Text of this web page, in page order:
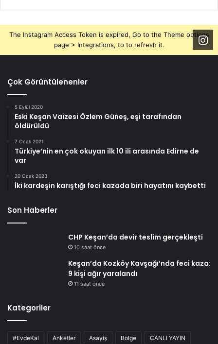
The Instagram Access Token is expired, Go to the Theme options
page > Integrations, to to refresh it.
Çok Görüntülenenler
5 Eylül 2020
Eski Keşan Vaizesi Özlem Güneş, eşi tarafından
öldürüldü
7 Ocak 2021
Türkiye’nin en çok okuyan ilk 10 ili arasında Edirne de
var
20 Ocak 2023
İki kardeşin karıştığı feci kazada biri hayatını kaybetti
Son Haberler
CHP Keşan’da devir teslim gerçekleşti
10 saat önce
Keşan’da Kozköy Kavşağı’nda feci kaza:
9 kişi ağır yaralandı
11 saat önce
Kategoriler
#EvdeKal Anketler Asayiş Bölge CANLI YAYIN